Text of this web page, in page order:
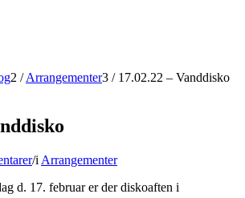
2 / Arrangementer3 / 17.02.22 – Vanddisko
/i Arrangementer
d. 17. februar er der diskoaften i